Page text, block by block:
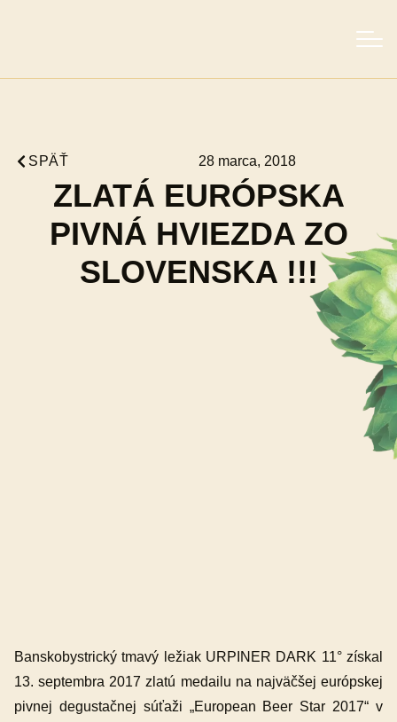
SPÄŤ 28 marca, 2018
ZLATÁ EURÓPSKA
PIVNÁ HVIEZDA ZO
SLOVENSKA !!!
Banskobystrický tmavý ležiak URPINER DARK 11° získal
13. septembra 2017 zlatú medailu na najväčšej európskej
pivnej degustačnej súťaži „European Beer Star 2017“ v